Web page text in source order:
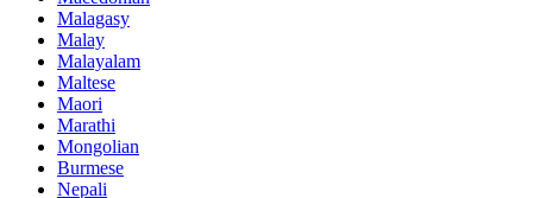
Malagasy
Malay
Malayalam
Maltese
Maori
Marathi
Mongolian
Burmese
Nepali